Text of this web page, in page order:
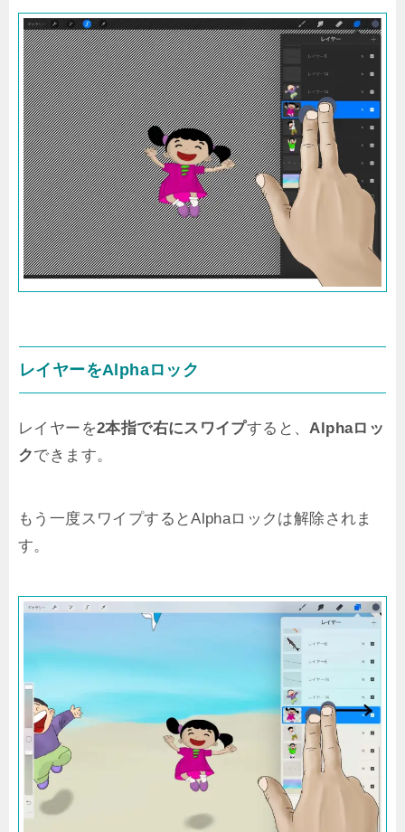
レイヤーをAlphaロック
レイヤーを2本指で右にスワイプすると、Alphaロッ
クできます。
もう一度スワイプするとAlphaロックは解除されま
す。